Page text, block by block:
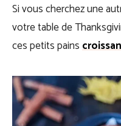
Si vous cherchez une
votre table de
ces petits pains